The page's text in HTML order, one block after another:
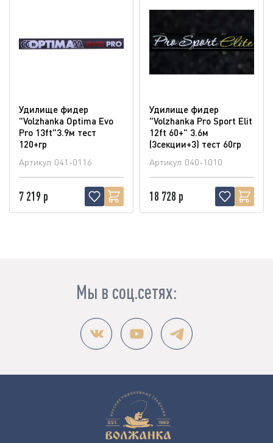
Удилище фидер
"Volzhanka Optima Evo
Pro 13ft"3.9м тест
120+гр
Артикул 041-0116
7 219 р
Удилище фидер
"Volzhanka Pro Sport Elit
12ft 60+" 3.6м
(3секции+3) тест 60гр
Артикул 040-1010
18 728 р
Мы в соц.сетях: